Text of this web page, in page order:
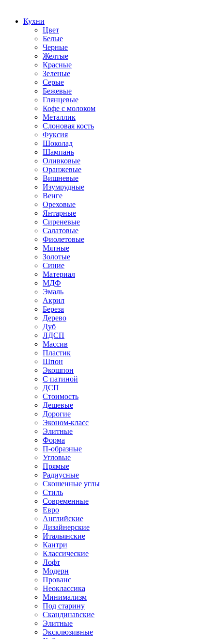
Кухни
Цвет
Белые
Черные
Желтые
Красные
Зеленые
Серые
Бежевые
Глянцевые
Кофе с молоком
Металлик
Слоновая кость
Фуксия
Шоколад
Шампань
Оливковые
Оранжевые
Вишневые
Изумрудные
Венге
Ореховые
Янтарные
Сиреневые
Салатовые
Фиолетовые
Мятные
Золотые
Синие
Материал
МДФ
Эмаль
Акрил
Береза
Дерево
Дуб
ЛДСП
Массив
Пластик
Шпон
Экошпон
С патиной
ДСП
Стоимость
Дешевые
Дорогие
Эконом-класс
Элитные
Форма
П-образные
Угловые
Прямые
Радиусные
Скошенные углы
Стиль
Современные
Евро
Английские
Дизайнерские
Итальянские
Кантри
Классические
Лофт
Модерн
Прованс
Неоклассика
Минимализм
Под старину
Скандинавские
Элитные
Эксклюзивные